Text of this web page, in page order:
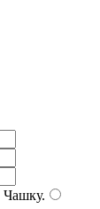
Чашку.